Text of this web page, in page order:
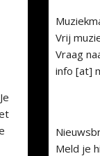
Vrij
Vraag
info [at]
Meld je